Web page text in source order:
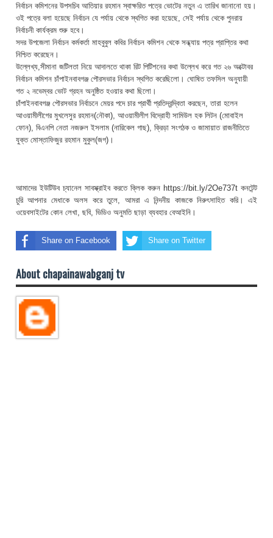
নির্বাচন কমিশনের উপসচিব আতিয়ার রহমান স্বাক্ষরিত পত্রে ভোটের নতুন এ তারিখ জানানো হয়।
ওই পত্রে বলা হয়েছে নির্বাচন যে পর্যায় থেকে স্থগিত করা হয়েছে, সেই পর্যায় থেকে পুনরায়
নির্বাচনী কার্যক্রম শুরু হবে।
সদর উপজেলা নির্বাচন কর্মকর্তা মাহবুবুল কবির নির্বাচন কমিশন থেকে সন্ধ্যায় পত্র প্রাপ্তির কথা
নিশ্চিত করেছেন।
উল্লেখ্য,সীমানা জটিলতা নিয়ে আদালতে থাকা রিট পিটিশনের কথা উল্লেখ করে গত ২৬ অক্টোবর
নির্বাচন কমিশন চাঁপাইনবাবগঞ্জ পৌরসভার নির্বাচন স্থগিত করেছিলো। ঘোষিত তফসিল অনুযায়ী
গত ২ নভেম্বর ভোট গ্রহন অনুষ্ঠিত হওয়ার কথা ছিলো।
চাঁপাইনবাবগঞ্জ পৌরসভার নির্বাচনে মেয়র পদে চার প্রার্থী প্রতিদ্বন্দ্বিতা করছেন, তারা হলেন
আওয়ামীলীগের মুখলেসুর রহমান(নৌকা), আওয়ামীলীগ বিদ্রোহী সামিউল হক লিটন (মোবাইল
ফোন), বিএনপি নেতা নজরুল ইসলাম (নারিকেল গাছ), ক্রিড়া সংগঠক ও জামায়াত রাজনীতিতে
যুক্ত মোস্তাফিজুর রহমান মুকুল(জগ)।
আমাদের ইউটিউব চ্যানেল সাবস্ক্রাইব করতে ক্লিক করুন https://bit.ly/2Oe737t কনটেন্ট
চুরি আপনার মেধাকে অলস করে তুলে, আমরা এ নিন্দনীয় কাজকে নিরুৎসাহিত করি। এই
ওয়েবসাইটের কোন লেখা, ছবি, ভিডিও অনুমতি ছাড়া ব্যবহার বেআইনি।
Share on Facebook Share on Twitter
About chapainawabganj tv